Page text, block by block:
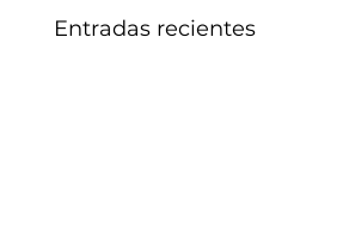
Entradas recientes